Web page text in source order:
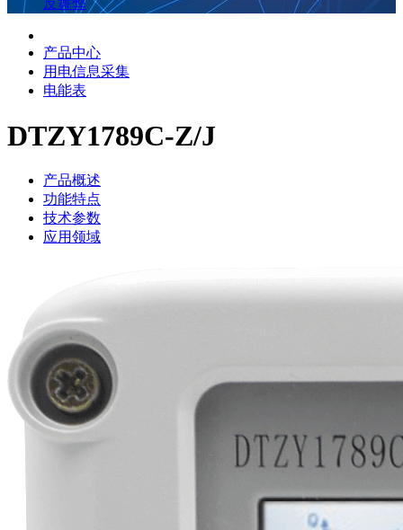
产品中心
用电信息采集
电能表
DTZY1789C-Z/J
产品概述
功能特点
技术参数
应用领域